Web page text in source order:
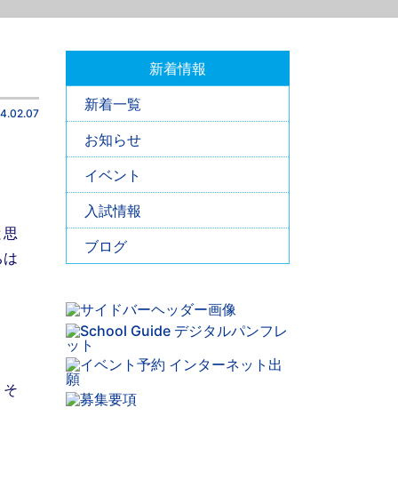
新着情報
新着一覧
お知らせ
イベント
入試情報
ブログ